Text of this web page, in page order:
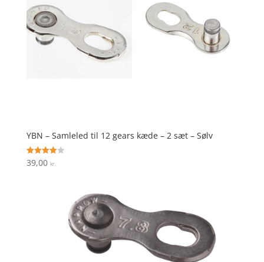
YBN – Samleled til 12 gears kæde – 2 sæt – Sølv
Vurderet
4
39,00 kr.